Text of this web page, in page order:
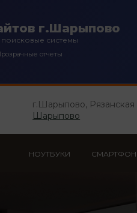
г.Шарыпово
системы
отчеты
г.Шарыпово, Рязанская
Шарыпово
НОУТБУКИ